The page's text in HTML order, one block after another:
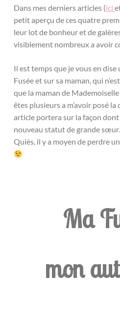
Dans mes derniers articles (ici
petit aperçu de ces quatre
leur lot de bonheur et de
visiblement nombreux a avoir
Il est temps que je vous en dise
Fusée et sur sa maman, qui
que la maman de
êtes plusieurs a m’avoir posé
article portera sur la façon
nouveau statut de grande
Quiès, il y a moyen de perdre
Ma
mon